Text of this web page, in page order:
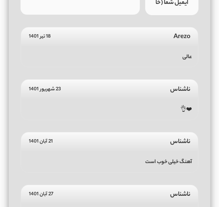
Arezo 18 تیر 1401
عالی
ناشناس 23 شهریور 1401
❤️👌
ناشناس 21 آبان 1401
آهنگ خیلی خوب است
ناشناس 27 آبان 1401